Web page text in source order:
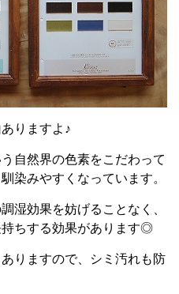
りますよ♪
自然界の色素をこだわって
染みやすくなっています。
湿効果を妨げることなく、
ちする効果があります◎
りますので、シミ汚れも防